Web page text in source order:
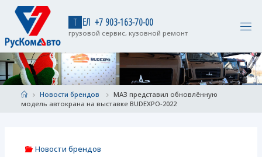
content
Т ЕЛ +7 903-163-70-00
грузовой сервис, кузовной ремонт
HomeНовости брендов
МАЗ представил обновлённую
модель автокрана на выставке BUDEXPO-2022
Новости брендов